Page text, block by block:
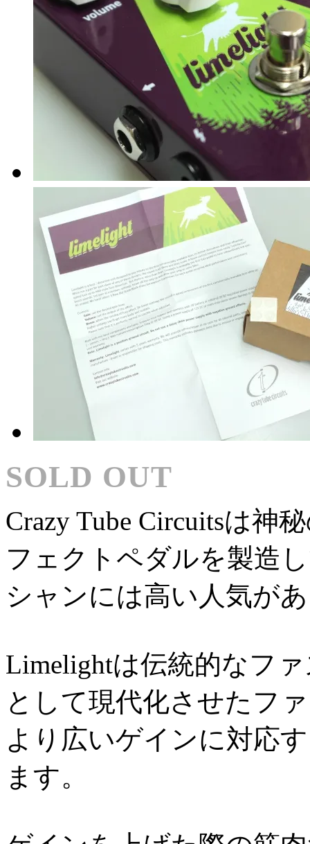
SOLD OUT
Crazy Tube Circuitsは神
フェクトペダルを製造
シャンには高い人気が
Limelightは伝統的なフ
として現代化させたフ
より広いゲインに対応
ます。